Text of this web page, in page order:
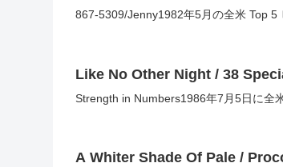
867-5309/Jenny1982年5月の全米 Top 5
Like No Other Night / 38
Strength in Numbers1986年7月5日に全
A Whiter Shade Of Pale /